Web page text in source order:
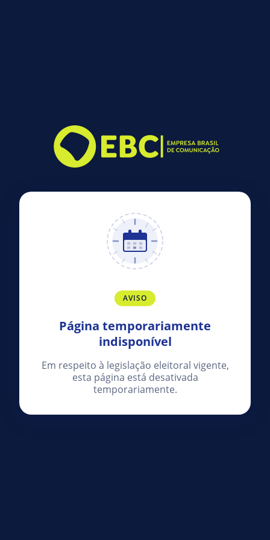
AVISO
Página temporariamente
indisponível
Em respeito à legislação eleitoral vigente,
esta página está desativada
temporariamente.